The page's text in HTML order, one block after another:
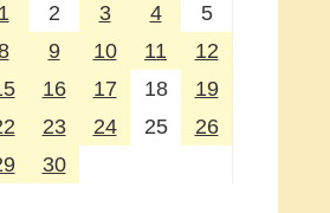
1 2 3 4
5
9 10 11
12
16 17 18
19
23 24 25
26
30